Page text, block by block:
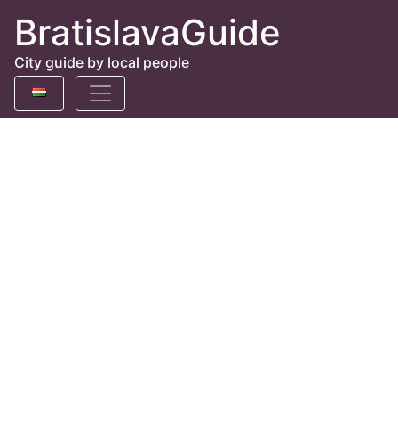
BratislavaGuide
City guide by local people